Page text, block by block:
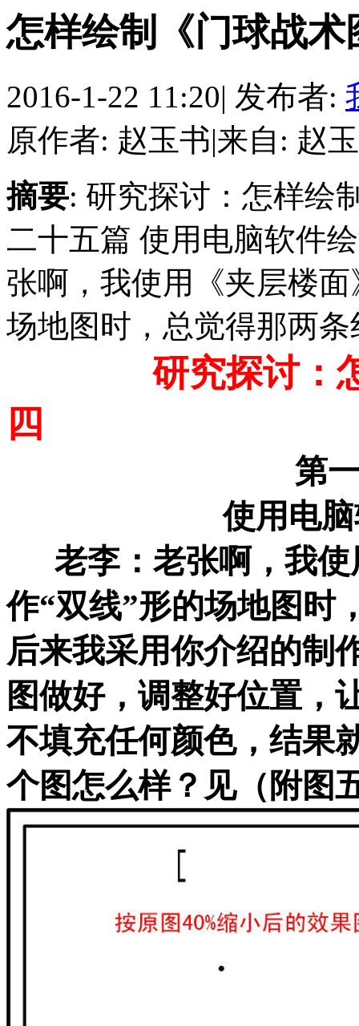
怎样绘制《门球战术
2016-1-22 11:20| 发布者:
原作者: 赵玉书|来自: 赵
摘要: 研究探讨：怎样绘
二十五篇 使用电脑软件
张啊，我使用《夹层楼
场地图时，总觉得那两条
研究探讨：
四
第一
使用电脑软件绘
老李：老张啊，我使
作“双线”形的场地图时
后来我采用你介绍的制
图做好，调整好位置，
不填充任何颜色，结果
个图怎么样？见（附图